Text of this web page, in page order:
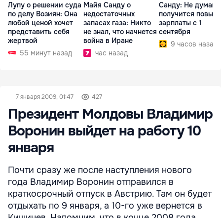
Лупу о решении суда
по делу Возиян: Она
любой ценой хочет
представить себя
жертвой
55 минут назад
Майя Санду о
недостаточных
запасах газа: Никто
не знал, что начнется
война в Иране
час назад
Санду: Не думаю,
получится
зарплаты с 1
сентября
9 часов назад
7 января 2009, 01:47 427
Президент Молдовы Владимир
Воронин выйдет на работу 10
января
Почти сразу же после наступления нового
года Владимир Воронин отправился в
краткосрочный отпуск в Австрию. Там он будет
отдыхать по 9 января, а 10-го уже вернется в